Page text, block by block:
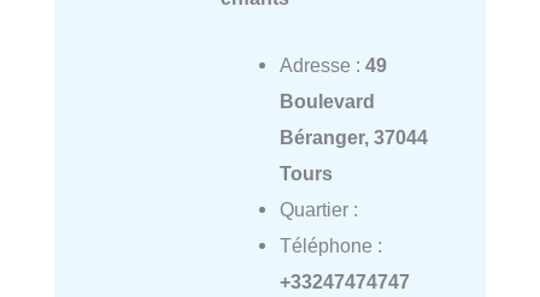
Adresse : 49
Boulevard
Béranger, 37044
Tours
Quartier :
Téléphone :
+33247474747